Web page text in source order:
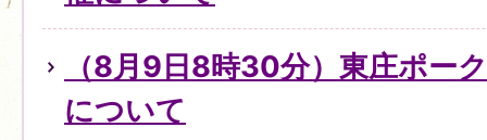
（8月9日8時30分）東庄ポー
について